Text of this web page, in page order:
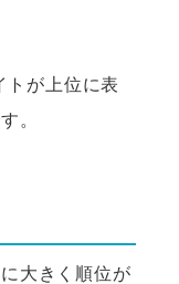
トが上位に表
。
大きく順位が